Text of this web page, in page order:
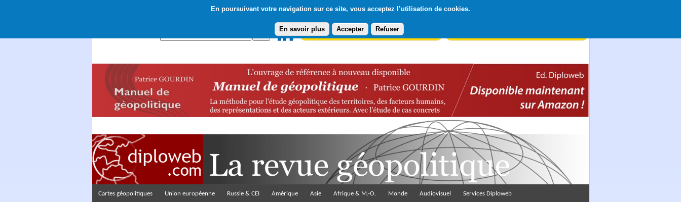
En poursuivant votre navigation sur ce site, vous acceptez l’utilisation de cookies.
En savoir plus Accepter Refuser
Abonnement gratuit à la Lettre du Diploweb
Cartes géopolitiques Union européenne Russie & CEI Amérique Asie Afrique & M.-O. Monde Audiovisuel Services Diploweb